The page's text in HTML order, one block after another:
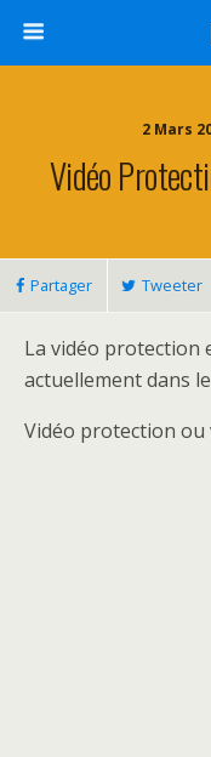
2 Mars
Vidéo
Partager Tweeter
La vidéo protection
actuellement dans
Vidéo protection ou